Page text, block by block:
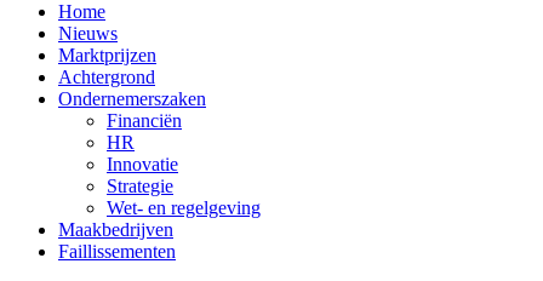
Home
Nieuws
Marktprijzen
Achtergrond
Ondernemerszaken
Financiën
HR
Innovatie
Strategie
Wet- en regelgeving
Maakbedrijven
Faillissementen